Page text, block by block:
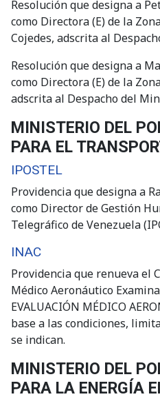
Resolución que designa a
como Directora (E) de la
Cojedes, adscrita al
Resolución que designa a
como Directora (E) de la
adscrita al Despacho del
MINISTERIO DEL
PARA EL
IPOSTEL
Providencia que designa a
como Director de Gestión
Telegráfico de Venezuela
INAC
Providencia que renueva el
Médico Aeronáutico
EVALUACIÓN MÉDICO
base a las condiciones,
se indican.
MINISTERIO DEL
PARA LA ENERGÍA